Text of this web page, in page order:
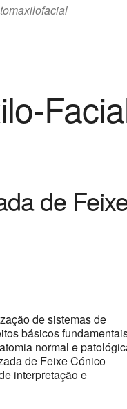
de
de sistemas de
básicos
normal e
de Feixe Cónico
interpretação e